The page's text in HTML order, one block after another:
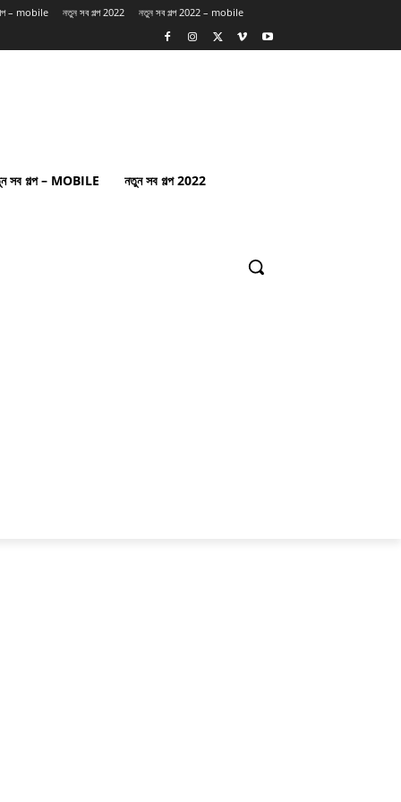
– mobile নতুন সব গল্প 2022 নতুন সব গল্প 2022 – mobile
সব গল্প – MOBILE নতুন সব গল্প 2022